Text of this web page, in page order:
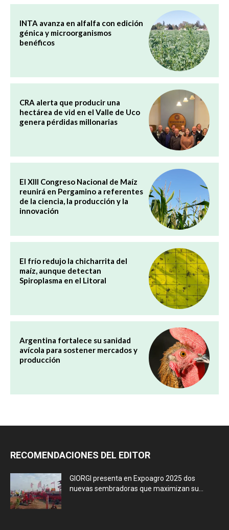
INTA avanza en alfalfa con edición
génica y microorganismos
benéficos
CRA alerta que producir una
hectárea de vid en el Valle de Uco
genera pérdidas millonarias
El XIII Congreso Nacional de Maíz
reunirá en Pergamino a referentes
de la ciencia, la producción y la
innovación
El frío redujo la chicharrita del
maíz, aunque detectan
Spiroplasma en el Litoral
Argentina fortalece su sanidad
avícola para sostener mercados y
producción
RECOMENDACIONES DEL EDITOR
GIORGI presenta en Expoagro 2025 dos
nuevas sembradoras que maximizan su...